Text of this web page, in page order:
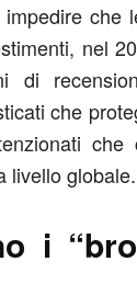
che
nel
di
che
livello globale.
i